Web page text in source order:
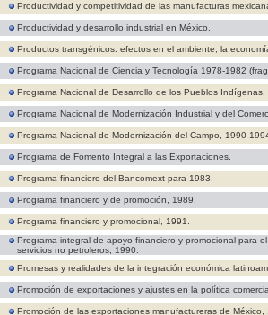
Productividad y competitividad de las manufacturas
Productividad y desarrollo industrial en México.
Productos transgénicos: efectos en el ambiente, la
Programa Nacional de Ciencia y Tecnología 1978-1982
Programa Nacional de Desarrollo de los Pueblos
Programa Nacional de Modernización Industrial y del
Programa Nacional de Modernización del Campo, 1990-
Programa de Fomento Integral a las Exportaciones.
Programa financiero del Bancomext para 1983.
Programa financiero y de promoción, 1989.
Programa financiero y promocional, 1991.
Programa integral de apoyo financiero y promocional para
servicios no petroleros, 1990.
Promesas y realidades de la integración económica
Promoción de exportaciones y ajustes en la política
Promoción de las exportaciones manufactureras de México,